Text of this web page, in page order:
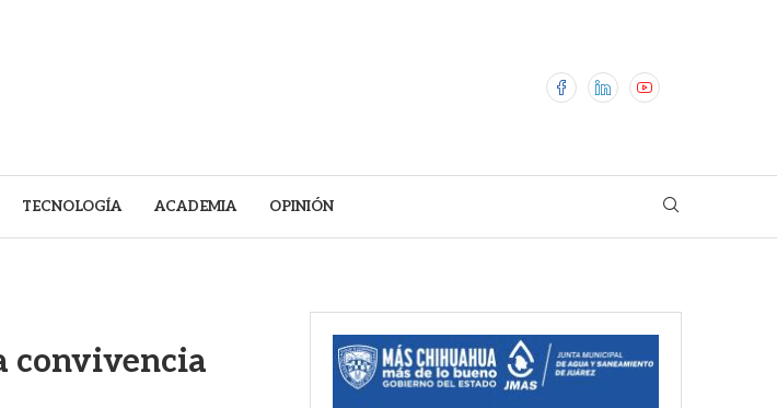
TECNOLOGÍA ACADEMIA OPINIÓN
convivencia